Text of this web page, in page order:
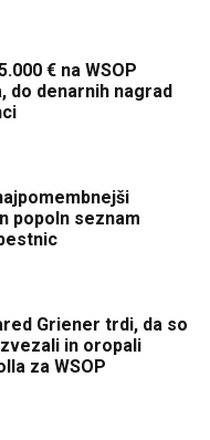
€ na WSOP
do denarnih nagrad
popoln seznam
Griener trdi, da so
in oropali
za WSOP